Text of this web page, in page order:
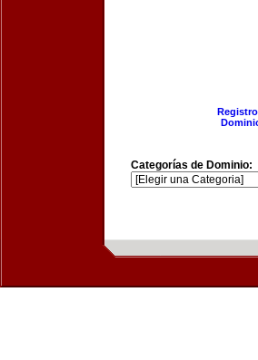
Categorías de Dominio: